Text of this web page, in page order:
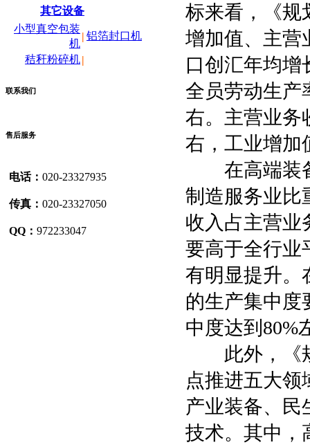
其它设备
小型真空包装
机
| 铝箔封口机
秸秆粉碎机|
联系我们
售后服务
电话： 020-23327935
传真： 020-23327050
QQ： 972233047
标来看，《规
增加值、主营
口创汇年均增
全员劳动生产
右。主营业务
右，工业增加
在高端装备
制造服务业比
收入占主营业
要高于全行业
有明显提升。
的生产集中度
中度达到80%
此外，《规
点推进五大
产业装备、民
技术。其中，